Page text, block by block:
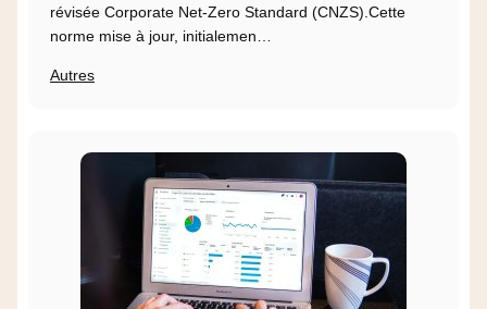
révisée Corporate Net-Zero Standard (CNZS).Cette
norme mise à jour, initialemen…
Autres